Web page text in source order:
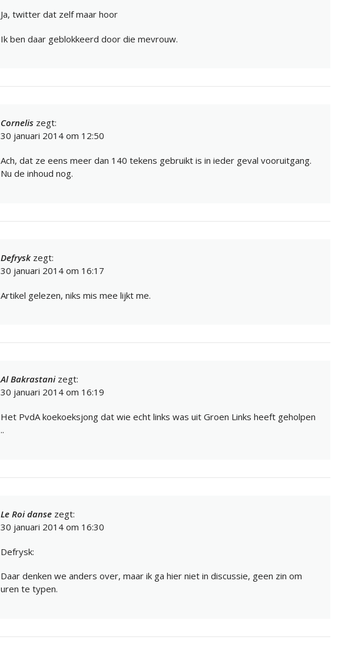
Ja, twitter dat zelf maar hoor
Ik ben daar geblokkeerd door die mevrouw.
Cornelis zegt:
30 januari 2014 om 12:50
Ach, dat ze eens meer dan 140 tekens gebruikt is in ieder geval vooruitgang.
Nu de inhoud nog.
Defrysk zegt:
30 januari 2014 om 16:17
Artikel gelezen, niks mis mee lijkt me.
Al Bakrastani zegt:
30 januari 2014 om 16:19
Het PvdA koekoeksjong dat wie echt links was uit Groen Links heeft geholpen
..
Le Roi danse zegt:
30 januari 2014 om 16:30
Defrysk:
Daar denken we anders over, maar ik ga hier niet in discussie, geen zin om
uren te typen.